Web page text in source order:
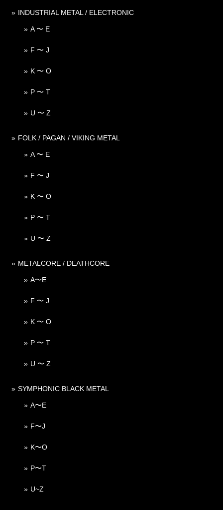
INDUSTRIAL METAL / ELECTRONIC
A 〜 E
F 〜 J
K 〜 O
P 〜 T
U 〜 Z
FOLK / PAGAN / VIKING METAL
A 〜 E
F 〜 J
K 〜 O
P 〜 T
U 〜 Z
METALCORE / DEATHCORE
A〜E
F 〜 J
K 〜 O
P 〜 T
U 〜 Z
SYMPHONIC BLACK METAL
A〜E
F〜J
K〜O
P〜T
U~Z